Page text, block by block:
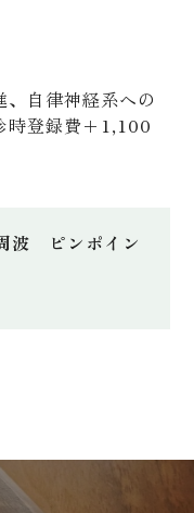
自律神経系への
登録費＋1,100
波 ピンポイン